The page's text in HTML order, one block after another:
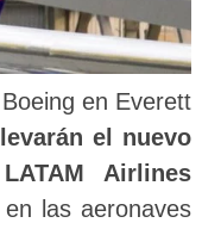
en Everett
el nuevo
Airlines
las aeronaves